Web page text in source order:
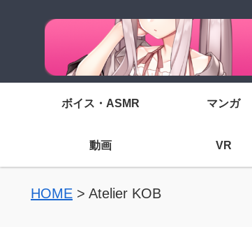
ボイス・ASMR マンガ
動画 VR
HOME > Atelier KOB